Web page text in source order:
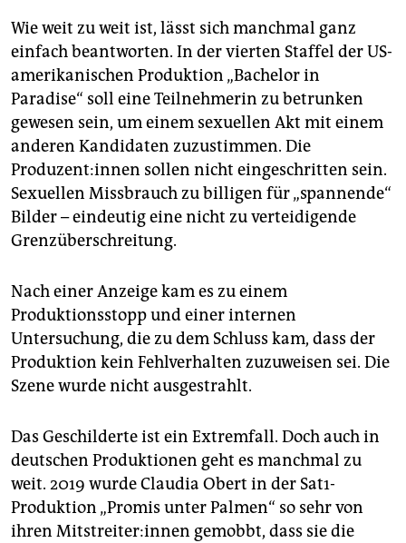
Wie weit zu weit ist, lässt sich manchmal ganz
einfach beantworten. In der vierten Staffel der US-
amerikanischen Produktion „Bachelor in
Paradise“ soll eine Teilnehmerin zu betrunken
gewesen sein, um einem sexuellen Akt mit einem
anderen Kandidaten zuzustimmen. Die
Produzent:innen sollen nicht eingeschritten sein.
Sexuellen Missbrauch zu billigen für „spannende“
Bilder – eindeutig eine nicht zu verteidigende
Grenzüberschreitung.
Nach einer Anzeige kam es zu einem
Produktionsstopp und einer internen
Untersuchung, die zu dem Schluss kam, dass der
Produktion kein Fehlverhalten zuzuweisen sei. Die
Szene wurde nicht ausgestrahlt.
Das Geschilderte ist ein Ex­tremfall. Doch auch in
deutschen Produktionen geht es manchmal zu
weit. 2019 wurde Claudia Obert in der Sat1-
Produktion „Promis unter Palmen“ so sehr von
ihren Mitstreiter:innen gemobbt, dass sie die